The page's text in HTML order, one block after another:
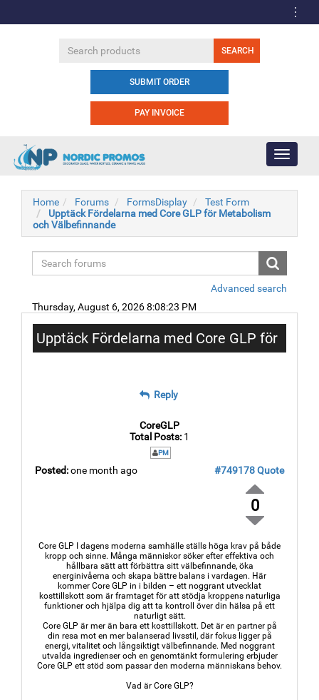
SUBMIT ORDER
PAY INVOICE
Toggle
Home Forums FormsDisplay
Test Form
Upptäck Fördelarna med Core GLP för Metabolism
och Välbefinnande
Advanced search
Thursday, August 6, 2026 8:08:23 PM
Upptäck Fördelarna med Core GLP för
Reply
CoreGLP
Total Posts: 1
PM
Posted:one month ago #749178Quote
0
Core GLP I dagens moderna samhälle ställs höga krav på både
kropp och sinne. Många människor söker efter effektiva och
hållbara sätt att förbättra sitt välbefinnande, öka
energinivåerna och skapa bättre balans i vardagen. Här
kommer Core GLP in i bilden – ett noggrant utvecklat
kosttillskott som är framtaget för att stödja kroppens naturliga
funktioner och hjälpa dig att ta kontroll över din hälsa på ett
naturligt sätt.
Core GLP är mer än bara ett kosttillskott. Det är en partner på
din resa mot en mer balanserad livsstil, där fokus ligger på
energi, vitalitet och långsiktigt välbefinnande. Med noggrant
utvalda ingredienser och en genomtänkt formulering erbjuder
Core GLP ett stöd som passar den moderna människans behov.
Vad är Core GLP?